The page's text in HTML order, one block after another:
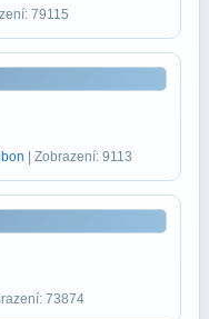
79115
| Zobrazení: 9113
73874